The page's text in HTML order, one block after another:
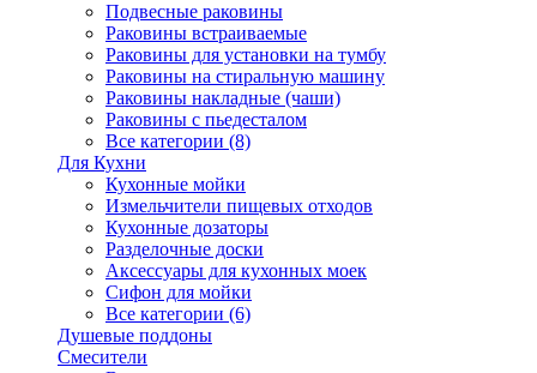
Подвесные раковины
Раковины встраиваемые
Раковины для установки на тумбу
Раковины на стиральную машину
Раковины накладные (чаши)
Раковины с пьедесталом
Все категории (8)
Для Кухни
Кухонные мойки
Измельчители пищевых отходов
Кухонные дозаторы
Разделочные доски
Аксессуары для кухонных моек
Сифон для мойки
Все категории (6)
Душевые поддоны
Смесители